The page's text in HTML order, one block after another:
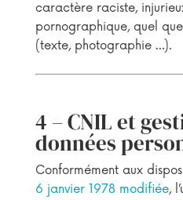
caractère raciste,
pornographique, quel
(texte, photographie …).
4 – CNIL et
données
Conformément aux
6 janvier 1978 modifiée,